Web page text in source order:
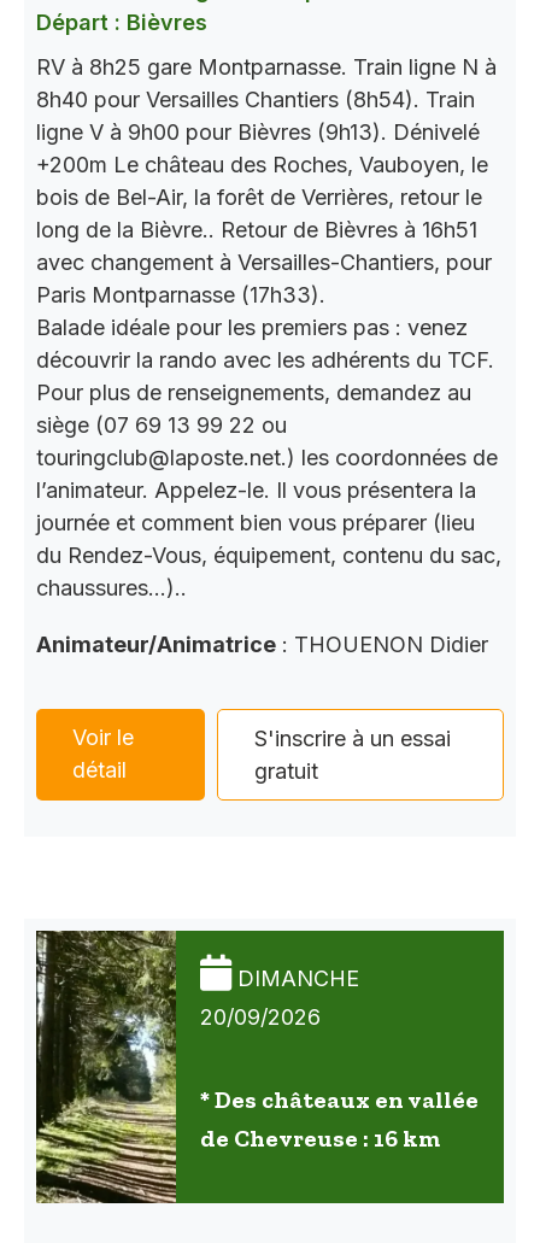
Départ : Bièvres
RV à 8h25 gare Montparnasse. Train ligne N à
8h40 pour Versailles Chantiers (8h54). Train
ligne V à 9h00 pour Bièvres (9h13). Dénivelé
+200m Le château des Roches, Vauboyen, le
bois de Bel-Air, la forêt de Verrières, retour le
long de la Bièvre.. Retour de Bièvres à 16h51
avec changement à Versailles-Chantiers, pour
Paris Montparnasse (17h33).
Balade idéale pour les premiers pas : venez
découvrir la rando avec les adhérents du TCF.
Pour plus de renseignements, demandez au
siège (07 69 13 99 22 ou
touringclub@laposte.net.) les coordonnées de
l’animateur. Appelez-le. Il vous présentera la
journée et comment bien vous préparer (lieu
du Rendez-Vous, équipement, contenu du sac,
chaussures…)..
Animateur/Animatrice : THOUENON Didier
Voir le
détail
S'inscrire à un essai
gratuit
DIMANCHE
20/09/2026
* Des châteaux en vallée
de Chevreuse : 16 km